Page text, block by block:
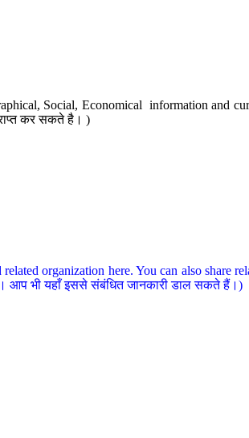
Social, Economical information and
कर सकते है। )
organization here. You can also share
आप भी यहाँ इससे संबंधित जानकारी डाल सकते हैं।)